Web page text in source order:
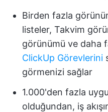
Birden fazla
listeler, Takvim
görünümü ve daha
ClickUp Görevlerini
görmenizi sağlar
1.000'den fazla
olduğundan, iş